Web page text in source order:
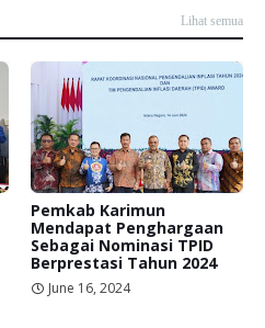
Lihat semua
Pemkab Karimun
Mendapat Penghargaan
Sebagai Nominasi TPID
Berprestasi Tahun 2024
June 16, 2024